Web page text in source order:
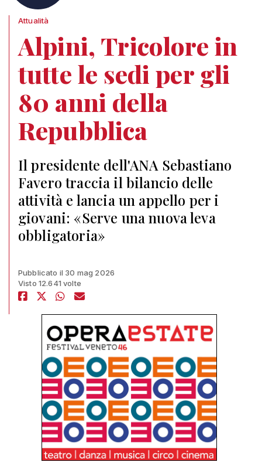
Attualità
Alpini, Tricolore in
tutte le sedi per gli
80 anni della
Repubblica
Il presidente dell'ANA Sebastiano
Favero traccia il bilancio delle
attività e lancia un appello per i
giovani: «Serve una nuova leva
obbligatoria»
Pubblicato il 30 mag 2026
Visto 12.641 volte